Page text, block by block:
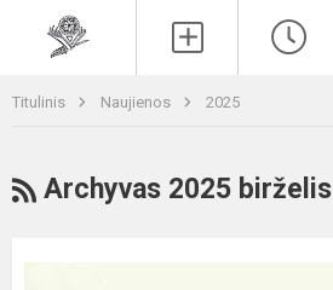
Titulinis Naujienos 2025
RSS
Archyvas 2025 birželis